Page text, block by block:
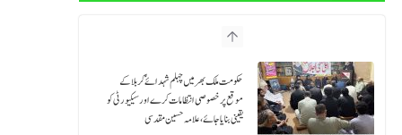
حکومت ملک بھر میں چہلم شہدائےؑ کربلا کے
موقع پر خصوصی انتظامات کرے اور سیکیورٹی کو
یقینی بنایا جائے، علامہ حسین مقدسی